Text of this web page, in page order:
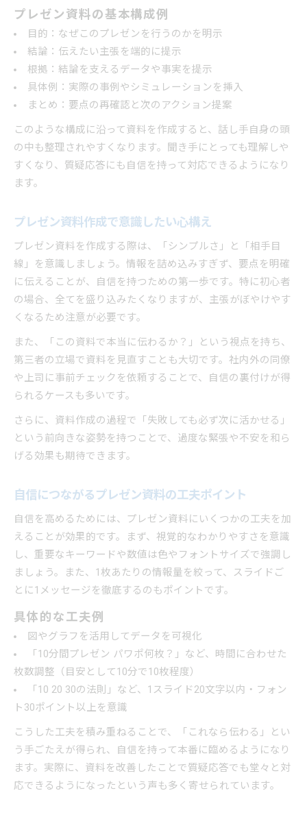
プレゼン資料の質が睡眠や緊張に影響する理由
自信ある資料が前日の不安を和らげるポイント
プレゼン資料が緊張感を低減する心理的効果
資料完成度と自信が睡眠の質を向上させる仕組
み
プレゼン資料で自信を持つと緊張が和らぐ理由
プレゼン資料の基本構成例
目的：なぜこのプレゼンを行うのかを明示
結論：伝えたい主張を端的に提示
根拠：結論を支えるデータや事実を提示
具体例：実際の事例やシミュレーションを挿入
まとめ：要点の再確認と次のアクション提案
このような構成に沿って資料を作成すると、話し手自身の頭
の中も整理されやすくなります。聞き手にとっても理解しや
すくなり、質疑応答にも自信を持って対応できるようになり
ます。
プレゼン資料作成で意識したい心構え
プレゼン資料を作成する際は、「シンプルさ」と「相手目
線」を意識しましょう。情報を詰め込みすぎず、要点を明確
に伝えることが、自信を持つための第一歩です。特に初心者
の場合、全てを盛り込みたくなりますが、主張がぼやけやす
くなるため注意が必要です。
また、「この資料で本当に伝わるか？」という視点を持ち、
第三者の立場で資料を見直すことも大切です。社内外の同僚
や上司に事前チェックを依頼することで、自信の裏付けが得
られるケースも多いです。
さらに、資料作成の過程で「失敗しても必ず次に活かせる」
という前向きな姿勢を持つことで、過度な緊張や不安を和ら
げる効果も期待できます。
自信につながるプレゼン資料の工夫ポイント
自信を高めるためには、プレゼン資料にいくつかの工夫を加
えることが効果的です。まず、視覚的なわかりやすさを意識
し、重要なキーワードや数値は色やフォントサイズで強調し
ましょう。また、1枚あたりの情報量を絞って、スライドご
とに1メッセージを徹底するのもポイントです。
具体的な工夫例
図やグラフを活用してデータを可視化
「10分間プレゼン パワポ何枚？」など、時間に合わせた
枚数調整（目安として10分で10枚程度）
「10 20 30の法則」など、1スライド20文字以内・フォン
ト30ポイント以上を意識
こうした工夫を積み重ねることで、「これなら伝わる」とい
う手ごたえが得られ、自信を持って本番に臨めるようになり
ます。実際に、資料を改善したことで質疑応答でも堂々と対
応できるようになったという声も多く寄せられています。